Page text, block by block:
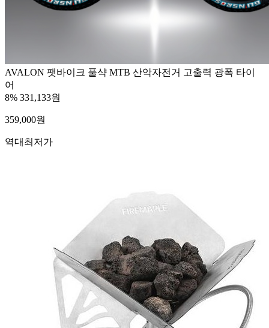
AVALON 팻바이크 풀샥 MTB 산악자전거 고출력 광폭 타이
어
8% 331,133원
359,000원
역대최저가